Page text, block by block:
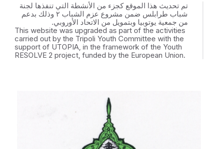
تم تحديث هذا الموقع كجزء من الأنشطة التي تنفذها لجنة
شباب طرابلس ضمن مشروع عزم الشباب ٢ وذلك بدعم
من جمعية يوتوبيا وبتمويل من الاتحاد الأوروبي.
This website was upgraded as part of the activities
carried out by the Tripoli Youth Committee with the
support of UTOPIA, in the framework of the Youth
RESOLVE 2 project, funded by the European Union.